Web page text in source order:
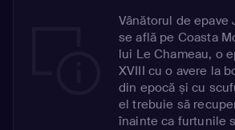
Vânătorul de epave
se află pe Coasta
lui Le Chameau, o
XVIII cu o avere la
din epocă și cu
el trebuie să
înainte ca furtunile